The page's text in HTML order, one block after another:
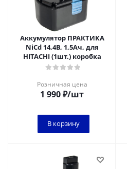
Аккумулятор ПРАКТИКА
NiCd 14,4В, 1,5Ач, для
HITACHI (1шт.) коробка
Розничная цена
1 990₽/шт
В корзину